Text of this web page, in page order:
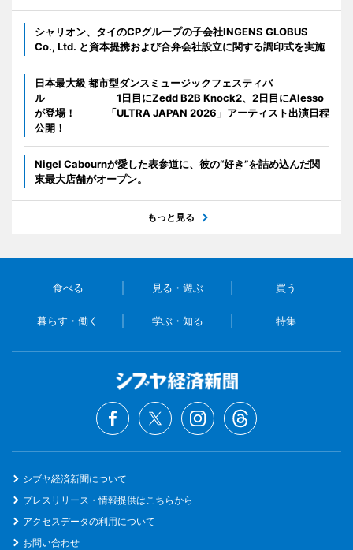
シャリオン、タイのCPグループの子会社INGENS GLOBUS
Co., Ltd. と資本提携および合弁会社設立に関する調印式を実施
日本最大級 都市型ダンスミュージックフェスティバ
ル 1日目にZedd B2B Knock2、2日目にAlesso
が登場！ 「ULTRA JAPAN 2026」アーティスト出演日程
公開！
Nigel Cabournが愛した表参道に、彼の“好き”を詰め込んだ関
東最大店舗がオープン。
もっと見る
食べる 見る・遊ぶ 買う
暮らす・働く 学ぶ・知る 特集
シブヤ経済新聞について
プレスリリース・情報提供はこちらから
アクセスデータの利用について
お問い合わせ